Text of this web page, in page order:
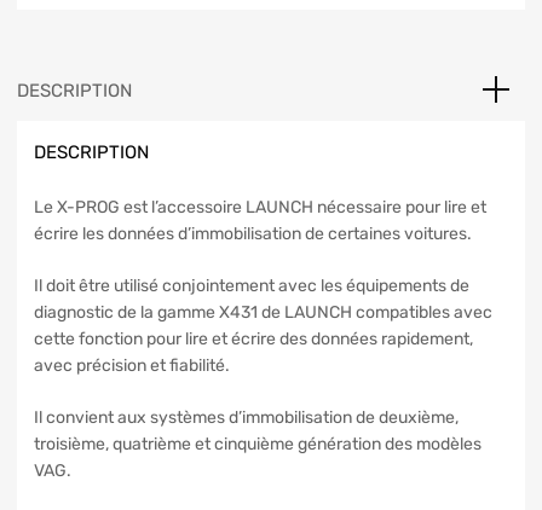
DESCRIPTION
DESCRIPTION
Le X-PROG est l’accessoire LAUNCH nécessaire pour lire et
écrire les données d’immobilisation de certaines voitures.
Il doit être utilisé conjointement avec les équipements de
diagnostic de la gamme X431 de LAUNCH compatibles avec
cette fonction pour lire et écrire des données rapidement,
avec précision et fiabilité.
Il convient aux systèmes d’immobilisation de deuxième,
troisième, quatrième et cinquième génération des modèles
VAG.